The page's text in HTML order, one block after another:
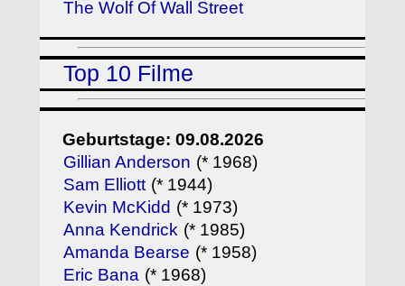
The Wolf Of Wall Street
Top 10 Filme
Geburtstage: 09.08.2026
Gillian Anderson (* 1968)
Sam Elliott (* 1944)
Kevin McKidd (* 1973)
Anna Kendrick (* 1985)
Amanda Bearse (* 1958)
Eric Bana (* 1968)